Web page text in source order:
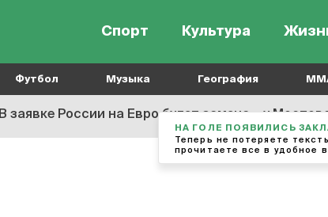
Спорт Культура
Футбол Музыка География
В заявке России на Евро будет замена – у
НА ГОЛЕ ПОЯВИЛИСЬ
Теперь не потеряете
прочитаете все в удобное